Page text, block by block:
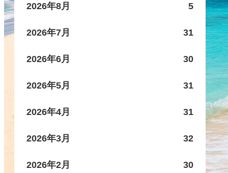
2026年8月 5
2026年7月 31
2026年6月 30
2026年5月 31
2026年4月 31
2026年3月 32
2026年2月 30